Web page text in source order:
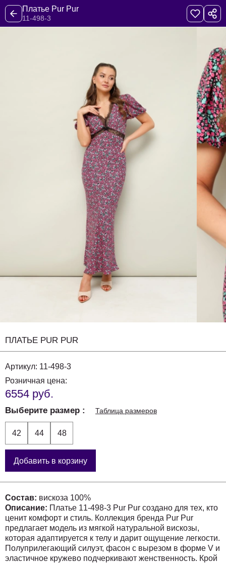
Платье Pur Pur
11-498-3
ПЛАТЬЕ PUR PUR
Артикул: 11-498-3
Розничная цена:
6554 руб.
Выберите размер Таблица размеров
42 44 48
Добавить в корзину
Состав: вискоза 100%
Описание: Платье 11-498-3 Pur Pur создано для тех, кто
ценит комфорт и стиль. Коллекция бренда Pur Pur
предлагает модель из мягкой натуральной вискозы,
которая адаптируется к телу и дарит ощущение легкости.
Полуприлегающий силуэт, фасон с вырезом в форме V и
эластичное кружево подчеркивают женственность. Крой